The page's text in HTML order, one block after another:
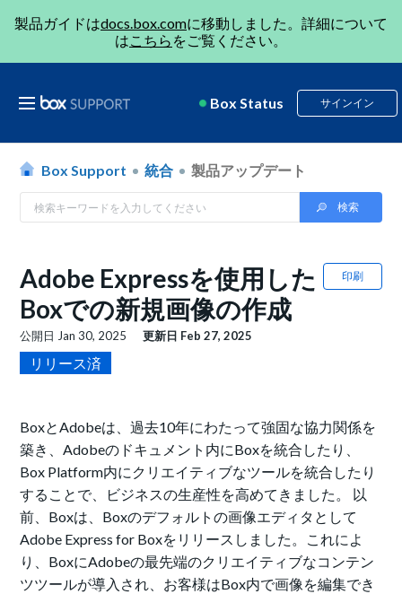
製品ガイドはdocs.box.comに移動しました。詳細について
はこちら をご覧ください。
Box Status サインイン
Box Support 統合 製品アップデート
印刷
Adobe Expressを使用した
Boxでの新規画像の作成
公開日 Jan 30, 2025 更新日 Feb 27, 2025
リリース済
BoxとAdobeは、過去10年にわたって強固な協力関係を
築き、Adobeのドキュメント内にBoxを統合したり、
Box Platform内にクリエイティブなツールを統合したり
することで、ビジネスの生産性を高めてきました。 以
前、Boxは、Boxのデフォルトの画像エディタとして
Adobe Express for Boxをリリースしました。これによ
り、BoxにAdobeの最先端のクリエイティブなコンテン
ツツールが導入され、お客様はBox内で画像を編集でき